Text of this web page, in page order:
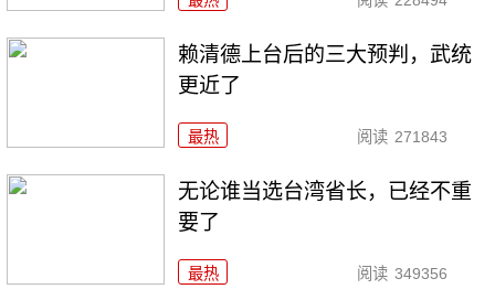
赖清德上台后的三大预判，武统
更近了
最热 阅读 271843
无论谁当选台湾省长，已经不重
要了
最热 阅读 349356